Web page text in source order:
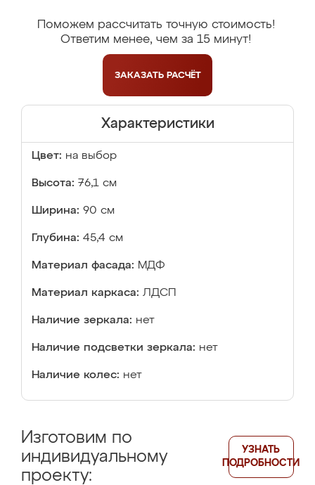
Поможем рассчитать точную стоимость!
Ответим менее, чем за 15 минут!
ЗАКАЗАТЬ РАСЧЁТ
Характеристики
Цвет: на выбор
Высота: 76,1 см
Ширина: 90 см
Глубина: 45,4 см
Материал фасада: МДФ
Материал каркаса: ЛДСП
Наличие зеркала: нет
Наличие подсветки зеркала: нет
Наличие колес: нет
Изготовим по
индивидуальному
проекту:
УЗНАТЬ
ПОДРОБНОСТИ